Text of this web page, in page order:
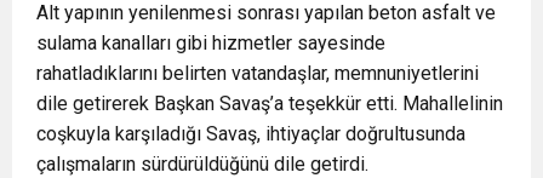
Alt yapının yenilenmesi sonrası yapılan beton asfalt ve
sulama kanalları gibi hizmetler sayesinde
rahatladıklarını belirten vatandaşlar, memnuniyetlerini
dile getirerek Başkan Savaş’a teşekkür etti. Mahallelinin
coşkuyla karşıladığı Savaş, ihtiyaçlar doğrultusunda
çalışmaların sürdürüldüğünü dile getirdi.